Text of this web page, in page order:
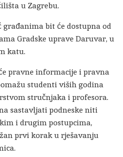
u Zagrebu.
građanima bit će dostupna od
Gradske uprave Daruvar, u
katu.
pravne informacije i pravna
studenti viših godina
stručnjaka i profesora.
sastavljati podneske niti
i drugim postupcima,
prvi korak u rješavanju